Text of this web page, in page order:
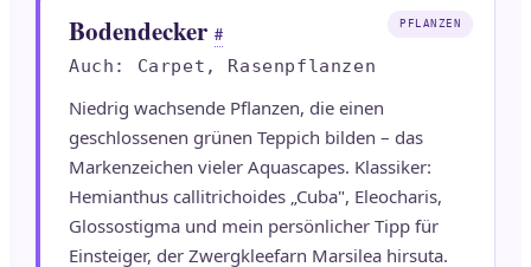
Bodendecker #
Auch: Carpet, Rasenpflanzen
Niedrig wachsende Pflanzen, die einen
geschlossenen grünen Teppich bilden – das
Markenzeichen vieler Aquascapes. Klassiker:
Hemianthus callitrichoides „Cuba", Eleocharis,
Glossostigma und mein persönlicher Tipp für
Einsteiger, der Zwergkleefarn Marsilea hirsuta.
PFLANZEN